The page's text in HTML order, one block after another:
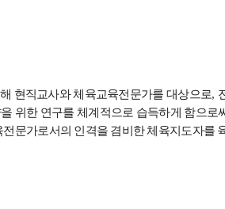
현직교사와 체육교육전문가를 대상으로,
위한 연구를 체계적으로 습득하게 함으로
문가로서의 인격을 겸비한 체육지도자를